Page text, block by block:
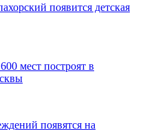
появится детская
мест построят в
появятся на